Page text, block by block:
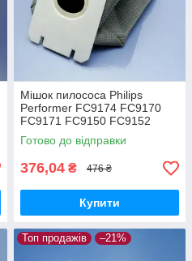
Мішок пилососа Philips
Performer FC9174 FC9170
FC9171 FC9150 FC9152
FC9160 FC9162 FC9166
FC9173 FC9175 FC9176
багаторазовий
Готово до відправки
376,04 ₴ 476 ₴
Купити
Топ продажів –21%